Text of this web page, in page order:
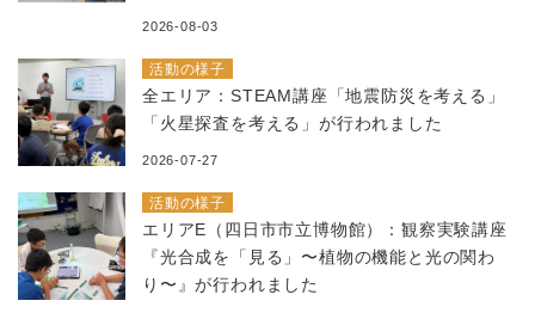
2026-08-03
活動の様子
全エリア：STEAM講座「地震防災を考える」
「火星探査を考える」が行われました
2026-07-27
活動の様子
エリアE（四日市市立博物館）：観察実験講座
『光合成を「見る」〜植物の機能と光の関わ
り〜』が行われました